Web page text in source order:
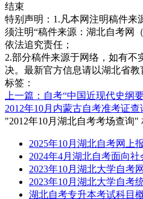
结束
特别声明：1.凡本网注明稿件来
须注明“稿件来源：湖北自考网
依法追究责任；
2.部分稿件来源于网络，如有不
决。最新官方信息请以湖北省教
标签：
上一篇：自考“中国近现代史纲
2012年10月内蒙古自考准考证查
"2012年10月湖北自考考场查询"
2025年10月湖北自考网上
2024年4月湖北自考面向
2023年10月湖北大学自考
2023年10月湖北大学自考
湖北自考专升本考试科目